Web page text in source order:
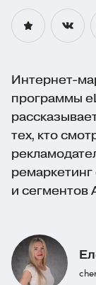
Интернет-
программы
тех, кто
и сегментов